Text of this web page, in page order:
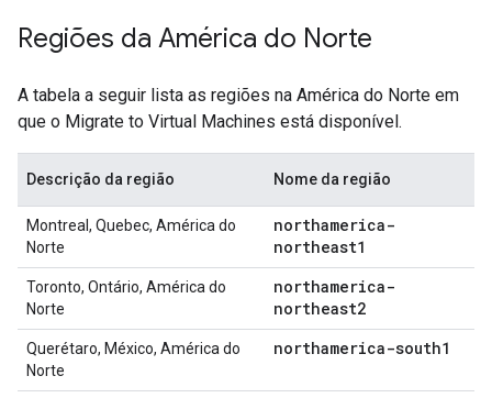
Regiões da América do Norte
A tabela a seguir lista as regiões na América do Norte em
que o Migrate to Virtual Machines está disponível.
Descrição da região Nome da região
Montreal, Quebec, América do
Norte
northamerica-
northeast1
Toronto, Ontário, América do
Norte
northamerica-
northeast2
Querétaro, México, América do
Norte
northamerica-south1